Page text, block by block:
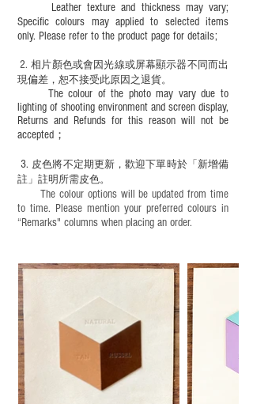
Leather texture and thickness may vary;
Specific colours may applied to selected items
only. Please refer to the product page for details;
​2.相片顏色或會因光線或屏幕顯示器不同而出
現偏差，恕不接受此原因之退貨。
The colour of the photo may vary due to
lighting of shooting environment and screen display,
Returns and Refunds for this reason will not be
accepted；
3. 皮色將不定期更新，歡迎下單時於「新增備
註」註明 所需皮色。
The colour options will be updated from time
to time. Please mention your preferred colours in
“Remarks" columns when placing an order.